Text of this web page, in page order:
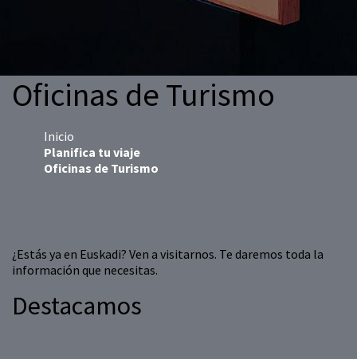
Oficinas de Turismo
Inicio
Planifica tu viaje
Oficinas de Turismo
¿Estás ya en Euskadi? Ven a visitarnos. Te daremos toda la
información que necesitas.
Destacamos